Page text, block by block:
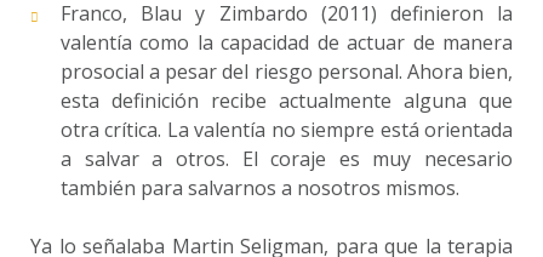
Franco, Blau y Zimbardo (2011) definieron la
valentía como la capacidad de actuar de manera
prosocial a pesar del riesgo personal. Ahora bien,
esta definición recibe actualmente alguna que
otra crítica. La valentía no siempre está orientada
a salvar a otros. El coraje es muy necesario
también para salvarnos a nosotros mismos.
Ya lo señalaba Martin Seligman, para que la terapia